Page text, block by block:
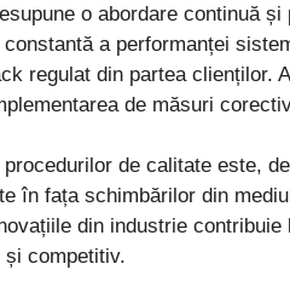
o abordare continuă
a performanței
regulat din partea clienților.
de măsuri
de calitate este,
în fața schimbărilor din
din industrie
și competitiv.